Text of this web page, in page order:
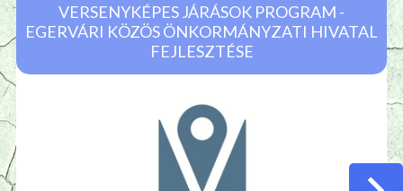
VERSENYKÉPES JÁRÁSOK PROGRAM -
EGERVÁRI KÖZÖS ÖNKORMÁNYZATI HIVATAL
FEJLESZTÉSE